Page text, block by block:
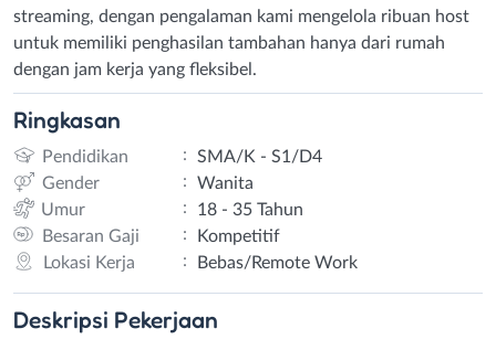
streaming, dengan pengalaman kami mengelola ribuan host
untuk memiliki penghasilan tambahan hanya dari rumah
dengan jam kerja yang fleksibel.
Ringkasan
Pendidikan :
SMA/K - S1/D4
Gender
:
Wanita
Umur
:
18 - 35 Tahun
Besaran Gaji
:
Kompetitif
Lokasi Kerja
: Bebas/Remote Work
Deskripsi Pekerjaan